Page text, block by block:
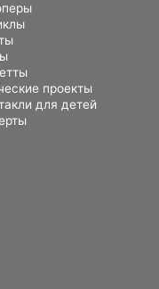
проекты
для детей